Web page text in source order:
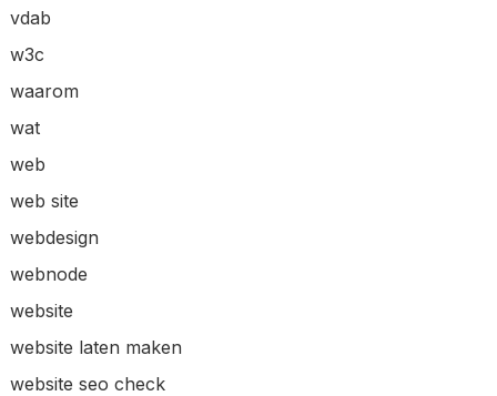
vdab
w3c
waarom
wat
web
web site
webdesign
webnode
website
website laten maken
website seo check